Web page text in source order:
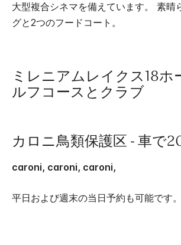
大型複合シネマを備えています。 素晴
グと2つのフードコート。
ミレニアムレイクス18ホ
ルフコースとクラブ
カロニ鳥類保護区 - 車で
caroni, caroni, caroni,
平日および週末の当日予約も可能です。